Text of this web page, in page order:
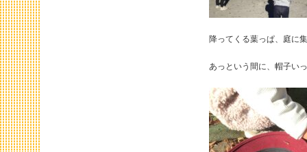
降ってくる葉っぱ、庭に
あっという間に、帽子い